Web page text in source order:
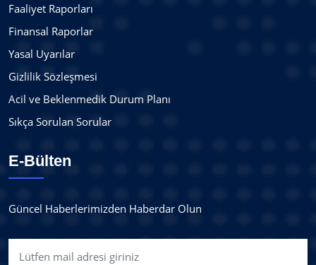
Faaliyet Raporları
Finansal Raporlar
Yasal Uyarılar
Gizlilik Sözleşmesi
Acil ve Beklenmedik Durum Planı
Sıkça Sorulan Sorular
E-Bülten
Güncel Haberlerimizden Haberdar Olun